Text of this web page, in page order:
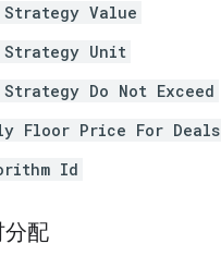
Value
Unit
Do Not Exceed
Floor Price For Deals
Id
分配